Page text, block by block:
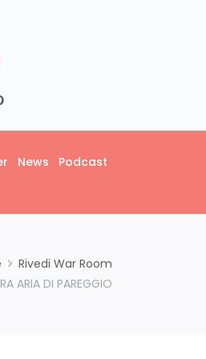
News Podcast
Rivedi War Room
ARIA DI PAREGGIO